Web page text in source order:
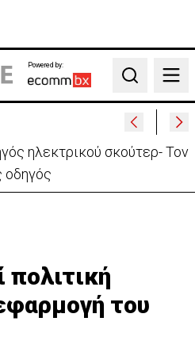
Powered by:
Search
ενεργοποιούν το σχέδιο
Κύπρου
πολιτική
του